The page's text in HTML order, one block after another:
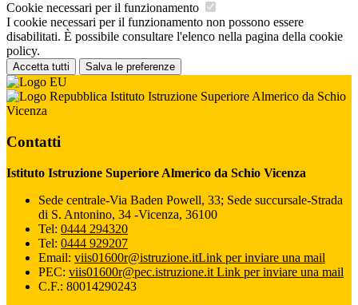
Cookie necessari per il funzionamento
I cookie necessari per il funzionamento non possono essere
disabilitati. È possibile consultare l'elenco nella pagina della cookie
policy.
Accetta tutti Salva le preferenze
Istituto Istruzione Superiore Almerico da Schio
Vicenza
Contatti
Istituto Istruzione Superiore Almerico da Schio Vicenza
Sede centrale-Via Baden Powell, 33; Sede succursale-Strada
di S. Antonino, 34 -Vicenza, 36100
Tel: 0444 294320
Tel: 0444 929207
Email: viis01600r@istruzione.itLink per inviare una mail
PEC: viis01600r@pec.istruzione.it Link per inviare una mail
C.F.: 80014290243